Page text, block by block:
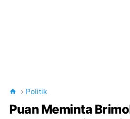
Politik
Puan Meminta